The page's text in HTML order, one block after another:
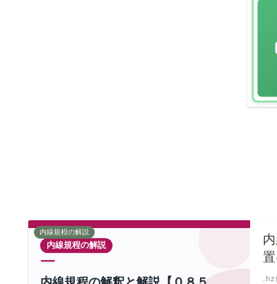
内線規程の解説